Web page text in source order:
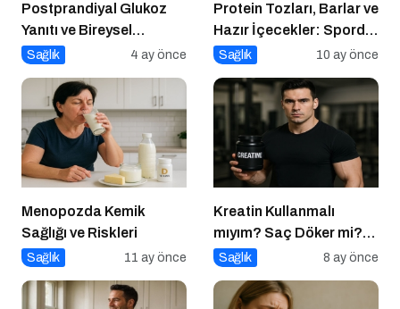
Postprandiyal Glukoz
Yanıtı ve Bireysel
Farklılıklar
Sağlık 4 ay önce
Protein Tozları, Barlar ve
Hazır İçecekler: Sporda
Takviye mi, Tuzak mı?
Sağlık 10 ay önce
Menopozda Kemik
Sağlığı ve Riskleri
Sağlık 11 ay önce
Kreatin Kullanmalı
mıyım? Saç Döker mi?
Ne Zaman Alınmalı?
Sağlık 8 ay önce